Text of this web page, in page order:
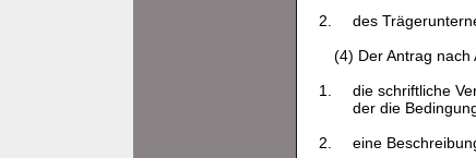
2.
des
(4) Der Antrag nach
1.
die schriftliche
der die
2.
eine